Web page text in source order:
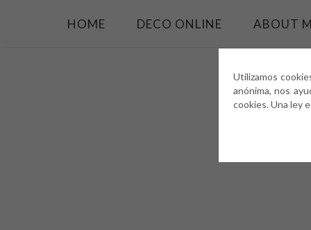
Utilizamos
anónima, nos
cookies. Una ley
HOME DECO ONLINE ABOUT